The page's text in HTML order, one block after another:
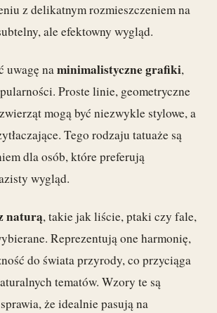
z delikatnym rozmieszczeniem na
ale efektowny wygląd.
uwagę naminimalistyczne grafiki,
Proste linie, geometryczne
mogą być niezwykle stylowe, a
Tego rodzaju tatuaże są
dla osób, które preferują
wygląd.
naturą, takie jak liście, ptaki czy fale,
Reprezentują one harmonię,
do świata przyrody, co przyciąga
tematów. Wzory te są
że idealnie pasują na